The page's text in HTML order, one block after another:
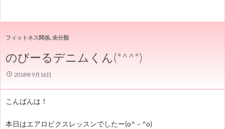
キ
プ
フィットネス関係,未分類
のびーるデニムくん(*^^*)
2018年9月16日
こんばんは！
本日はエアロビクスレッスンでしたー(o^－^o)